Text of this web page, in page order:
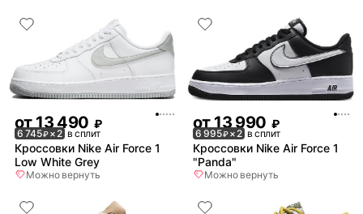
от 13 490 ₽
6 745₽× 2 в сплит
Кроссовки Nike Air Force 1
Low White Grey
Можно вернуть
от 13 990 ₽
6 995₽× 2 в сплит
Кроссовки Nike Air Force 1
"Panda"
Можно вернуть